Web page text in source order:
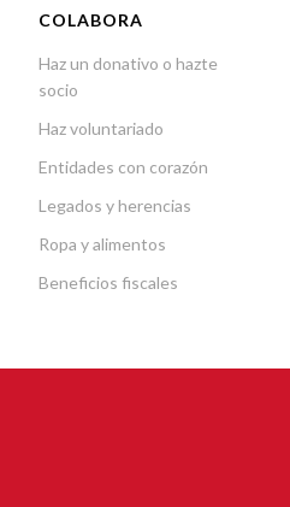
COLABORA
Haz un donativo o hazte
socio
Haz voluntariado
Entidades con corazón
Legados y herencias
Ropa y alimentos
Beneficios fiscales